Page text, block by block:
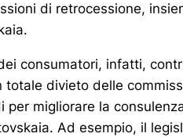
di retrocessione,
consumatori, infatti,
divieto delle
per migliorare la
Ad esempio, il